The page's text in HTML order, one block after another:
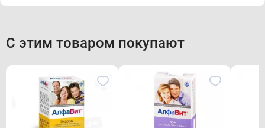
С этим товаром покупают